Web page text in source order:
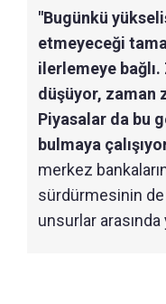
"Bugünkü
etmeyeceği
ilerlemeye
düşüyor, zaman
Piyasalar da bu
bulmaya
merkez
sürdürmesinin
unsurlar arasında